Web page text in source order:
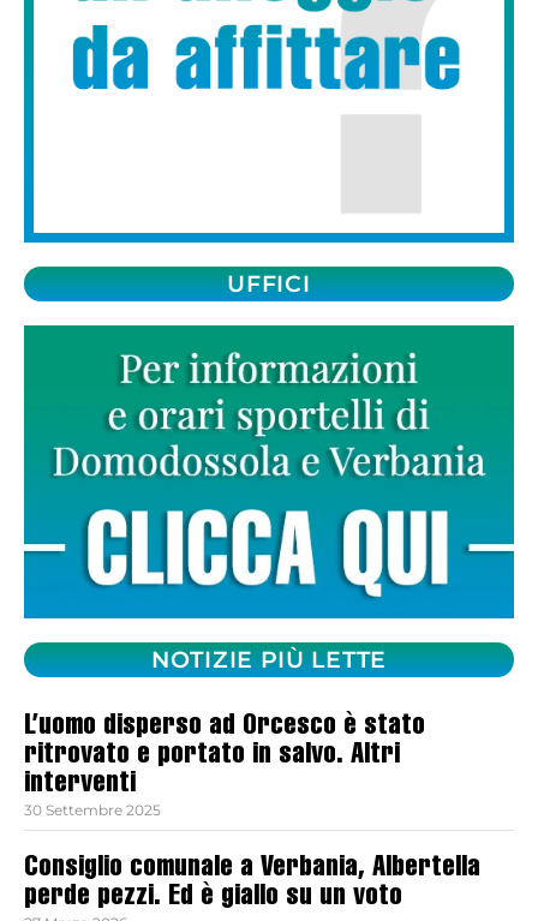
UFFICI
NOTIZIE PIÙ LETTE
L’uomo disperso ad Orcesco è stato
ritrovato e portato in salvo. Altri
interventi
30 Settembre 2025
Consiglio comunale a Verbania, Albertella
perde pezzi. Ed è giallo su un voto